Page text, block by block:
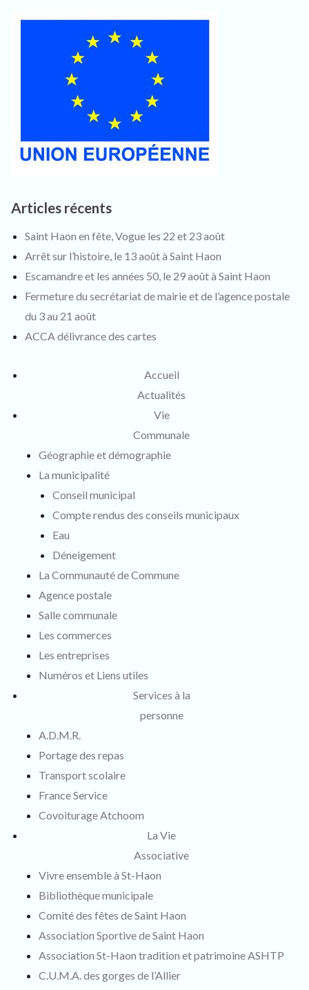
Articles récents
Saint Haon en fête, Vogue les 22 et 23 août
Arrêt sur l’histoire, le 13 août à Saint Haon
Escamandre et les années 50, le 29 août à Saint Haon
Fermeture du secrétariat de mairie et de l’agence postale
du 3 au 21 août
ACCA délivrance des cartes
Accueil
Actualités
Vie
Communale
Géographie et démographie
La municipalité
Conseil municipal
Compte rendus des conseils municipaux
Eau
Déneigement
La Communauté de Commune
Agence postale
Salle communale
Les commerces
Les entreprises
Numéros et Liens utiles
Services à la
personne
A.D.M.R.
Portage des repas
Transport scolaire
France Service
Covoiturage Atchoom
La Vie
Associative
Vivre ensemble à St-Haon
Bibliothèque municipale
Comité des fêtes de Saint Haon
Association Sportive de Saint Haon
Association St-Haon tradition et patrimoine ASHTP
C.U.M.A. des gorges de l’Allier